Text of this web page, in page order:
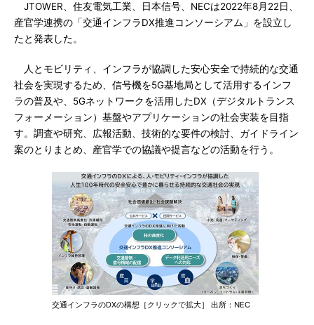
JTOWER、住友電気工業、日本信号、NECは2022年8月22日、
産官学連携の「交通インフラDX推進コンソーシアム」を設立し
たと発表した。
人とモビリティ、インフラが協調した安心安全で持続的な交通
社会を実現するため、信号機を5G基地局として活用するインフ
ラの普及や、5Gネットワークを活用したDX（デジタルトランス
フォーメーション）基盤やアプリケーションの社会実装を目指
す。調査や研究、広報活動、技術的な要件の検討、ガイドライン
案のとりまとめ、産官学での協議や提言などの活動を行う。
交通インフラのDXの構想［クリックで拡大］ 出所：NEC